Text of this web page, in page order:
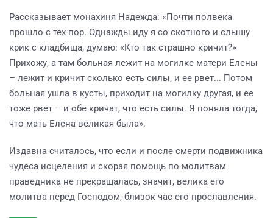
Рассказывает монахиня Надежда: «Почти полвека
прошло с тех пор. Однажды иду я со скотного и слышу
крик с кладбища, думаю: «Кто так страшно кричит?»
Прихожу, а там больная лежит на могилке матери Елены
– лежит и кричит сколько есть силы, и ее рвет... Потом
больная ушла в кусты, приходит на могилку другая, и ее
тоже рвет – и обе кричат, что есть силы. Я поняла тогда,
что мать Елена великая была».
Издавна считалось, что если и после смерти подвижника
чудеса исцеления и скорая помощь по молитвам
праведника не прекращалась, значит, велика его
молитва перед Господом, близок час его прославления.